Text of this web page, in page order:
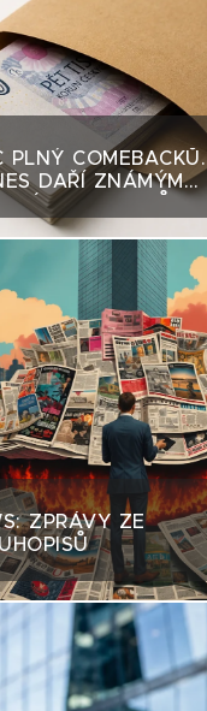
PLNÝ COMEBACKŮ.
DAŘÍ ZNÁMÝM
EMITENTŮM?
ZPRÁVY ZE